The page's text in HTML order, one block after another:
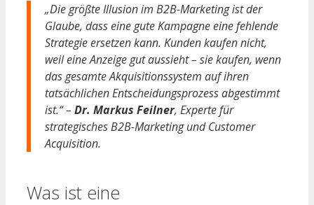
„Die größte Illusion im B2B-Marketing ist der
Glaube, dass eine gute Kampagne eine fehlende
Strategie ersetzen kann. Kunden kaufen nicht,
weil eine Anzeige gut aussieht – sie kaufen, wenn
das gesamte Akquisitionssystem auf ihren
tatsächlichen Entscheidungsprozess abgestimmt
ist.“ – Dr. Markus Feilner, Experte für
strategisches B2B-Marketing und Customer
Acquisition.
Was ist eine